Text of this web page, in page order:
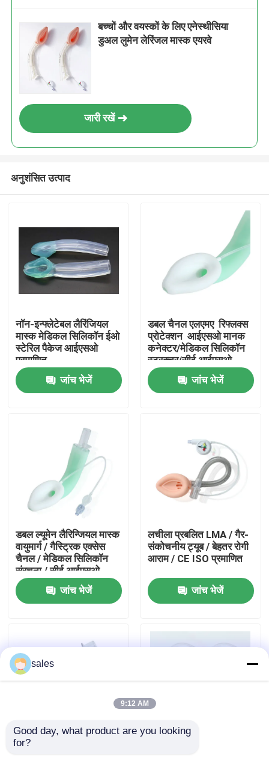
वीआर दिखाएँ
हमारे बारे में
फैक्टरी यात्रा
गुणवत्ता नियंत्रण
एक बोली का अनुरोध
बच्चों और वयस्कों के लिए एनेस्थीसिया
डुअल लुमेन लेरिंजल मास्क एयरवे
जारी रखें
अनुशंसित उत्पाद
नॉन-इन्फ्लेटेबल लैरिंजियल
मास्क मेडिकल सिलिकॉन ईओ
स्टेरिल पैकेज आईएसओ
प्रमाणित
जांच भेजें
डबल चैनल एलएमए ️ रिफ्लक्स
प्रोटेक्शन ️ आईएसओ मानक
कनेक्टर/मेडिकल सिलिकॉन
स्ट्रक्चर/सीई आईएसओ
जांच भेजें
डबल ल्यूमेन लैरिन्जियल मास्क
वायुमार्ग / गैस्ट्रिक एक्सेस
चैनल / मेडिकल सिलिकॉन
संरचना / सीई आईएसओ
जांच भेजें
लचीला प्रबलित LMA / गैर-
संकोचनीय ट्यूब / बेहतर रोगी
आराम / CE ISO प्रमाणित
जांच भेजें
प्रबलित स्वरयंत्र मास्क
sales
9:12 AM
Good day, what product are you looking
for?